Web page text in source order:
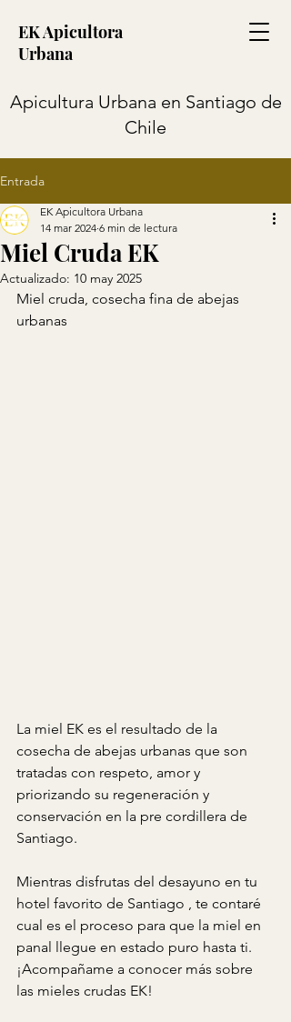
EK Apicultora
Urbana
Apicultura Urbana en Santiago de
Chile
Entrada
Miel Cruda EK
EK Apicultora Urbana
14 mar 2024 6 min de lectura
Actualizado: 10 may 2025
Miel cruda, cosecha fina de abejas
urbanas
La miel EK es el resultado de la
cosecha de abejas urbanas que son
tratadas con respeto, amor y
priorizando su regeneración y
conservación en la pre cordillera de
Santiago.
Mientras disfrutas del desayuno en tu
hotel favorito de Santiago , te contaré
cual es el proceso para que la miel en
panal llegue en estado puro hasta ti.
¡Acompañame a conocer más sobre
las mieles crudas EK!